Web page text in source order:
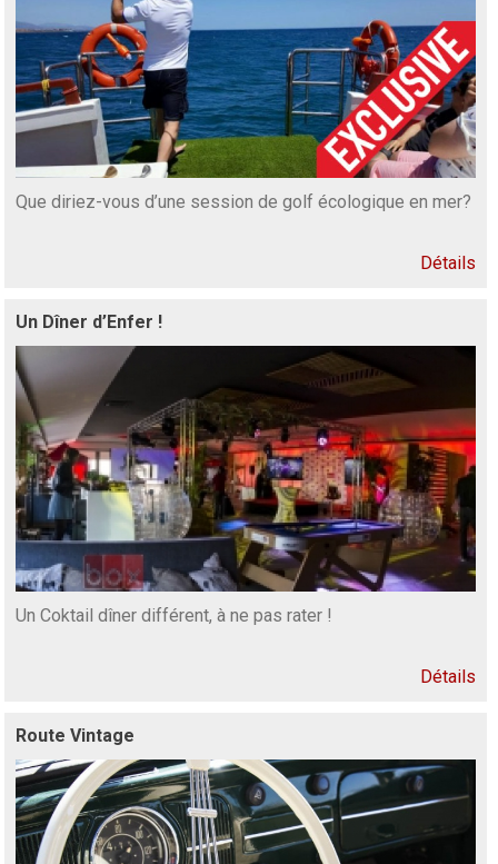
Que diriez-vous d’une session de golf écologique en mer?
Détails
Un Dîner d’Enfer !
Un Coktail dîner différent, à ne pas rater !
Détails
Route Vintage